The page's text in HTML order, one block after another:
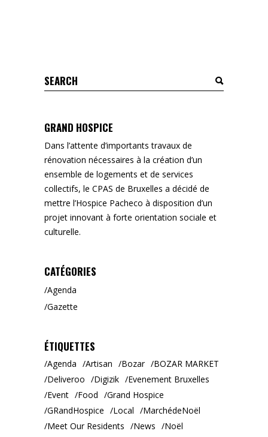
Search
for:
GRAND HOSPICE
Dans l’attente d’importants travaux de
rénovation nécessaires à la création d’un
ensemble de logements et de services
collectifs, le CPAS de Bruxelles a décidé de
mettre l’Hospice Pacheco à disposition d’un
projet innovant à forte orientation sociale et
culturelle.
CATÉGORIES
Agenda
Gazette
ÉTIQUETTES
Agenda Artisan Bozar
BOZAR MARKET
Deliveroo
Digizik
Evenement Bruxelles
Event
Food
Grand Hospice
GRandHospice
Local
MarchédeNoël
Meet Our Residents
News Noël